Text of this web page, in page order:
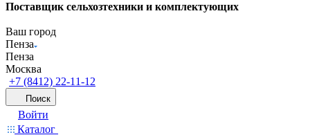
Поставщик сельхозтехники и комплектующих
Ваш город
Пенза
Пенза
Москва
+7 (8412) 22-11-12
Поиск
Войти
Каталог